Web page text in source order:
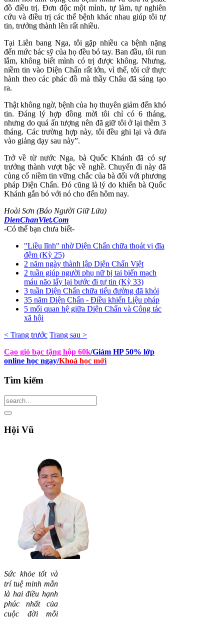
đồ điều trị. Đơn độc một mình, tự làm, tự nghiên
cứu và điều trị các thể bệnh khác nhau giúp tôi tự
tin, trưởng thành lên rất nhiều.
Tại Liên bang Nga, tôi gặp nhiều ca bệnh nặng
đến mức bác sỹ của họ đều bó tay. Ban đầu, tôi run
lắm, không biết mình có trị được không. Nhưng,
niềm tin vào Diện Chẩn rất lớn, vì thế, tôi cứ thực
hành theo các phác đồ mà thầy Châu đã sáng tạo
ra.
Thật không ngờ, bệnh của họ thuyên giảm đến khó
tin. Đáng lý hợp đồng mời tôi chỉ có 6 tháng,
nhưng do quá ấn tượng nên đã giữ tôi ở lại thêm 3
tháng. Các trường hợp này, tôi đều ghi lại và đưa
vào giảng dạy sau này”.
Trở về từ nước Nga, bà Quốc Khánh đã có sự
trưởng thành vượt bậc về nghề. Chuyến đi này đã
củng cố niềm tin vững chắc của bà đối với phương
pháp Diện Chẩn. Đó cũng là lý do khiến bà Quốc
Khánh gắn bó với nó cho đến hôm nay.
Hoài Sơn (Báo Người Giữ Lửa)
DienChanViet.Com
-Có thể bạn chưa biết-
"Liều lĩnh" nhờ Diện Chẩn chữa thoát vị đĩa
đệm (Kỳ 25)
2 năm ngày thành lập Diện Chẩn Việt
2 tuần giúp người phụ nữ bị tai biến mạch
máu não lấy lại bước đi tự tin (Kỳ 33)
3 tuần Diện Chẩn chữa tiểu đường đã khỏi
35 năm Diện Chẩn - Điều khiển Liệu pháp
5 mối quan hệ giữa Diện Chẩn và Công tác
xã hội
< Trang trước Trang sau >
Cạo gió bạc tặng hộp 60k/Giảm HP 50% lớp
online học ngay/Khoá học mới
Tìm kiếm
Hội Vũ
Sức khỏe tốt và
trí tuệ minh mẫn
là hai điều hạnh
phúc nhất của
cuộc đời mỗi